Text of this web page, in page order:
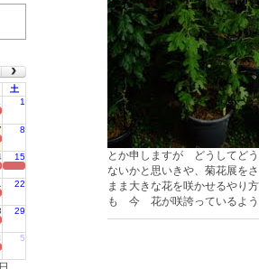
土
1
8
15
22
29
5
とか申しますが どうしてど
ないかと思いきや、菊花展を
まま大きな花を咲かせるやり
も 今 花が咲誇っているよう